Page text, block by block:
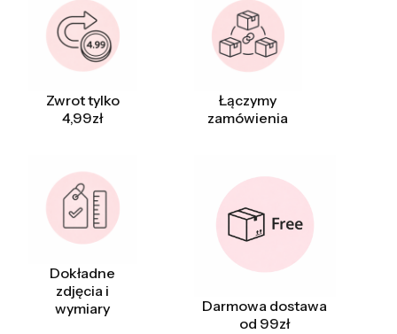
Zwrot tylko
4,99zł
Łączymy
zamówienia
Dokładne
zdjęcia i
wymiary
Darmowa dostawa
od 99zł